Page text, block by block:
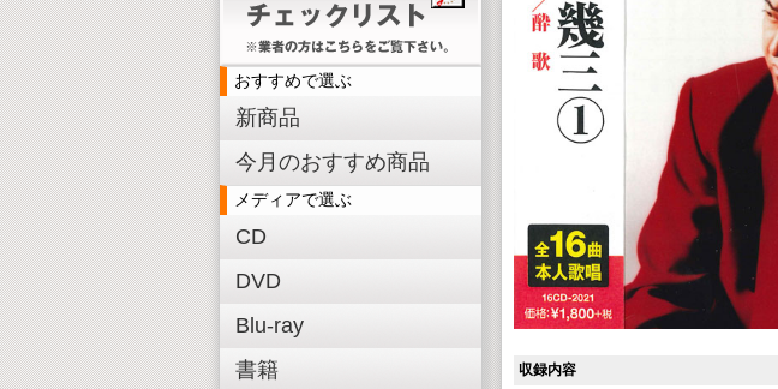
おすすめで選ぶ
新商品
今月のおすすめ商品
メディアで選ぶ
CD
DVD
Blu-ray
書籍
収録内容